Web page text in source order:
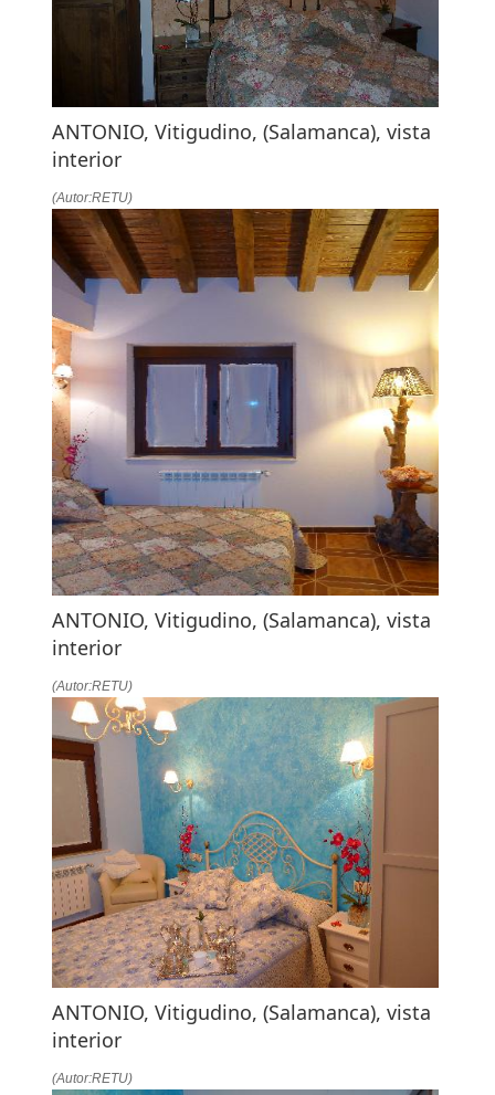
ANTONIO, Vitigudino, (Salamanca), vista
interior
(Autor:RETU)
ANTONIO, Vitigudino, (Salamanca), vista
interior
(Autor:RETU)
ANTONIO, Vitigudino, (Salamanca), vista
interior
(Autor:RETU)